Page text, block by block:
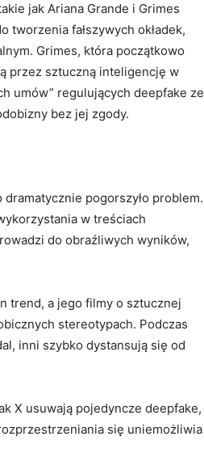
jak Ariana Grande i Grimes
fałszywych okładek,
Grimes, która początkowo
przez sztuczną inteligencję w
umów” regulujących deepfake ze
bez jej zgody.
pogorszyło problem.
w treściach
do obraźliwych wyników,
trend, a jego filmy o sztucznej
stereotypach. Podczas
inni szybko dystansują się od
X usuwają pojedyncze deepfake,
się uniemożliwia